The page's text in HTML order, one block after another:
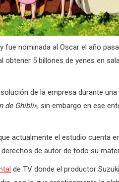
fue nominada al Oscar el año
5 billones de yenes en
de la empresa durante
de Ghibli», sin embargo en ese
actualmente el estudio cuenta
de autor de todo su
de TV donde el productor